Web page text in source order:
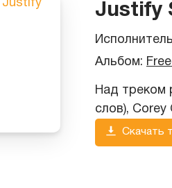
Justify
Альбом:
Над треком
слов), Corey
Скачать